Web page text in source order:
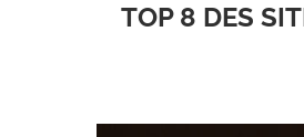
TOP 8 DES